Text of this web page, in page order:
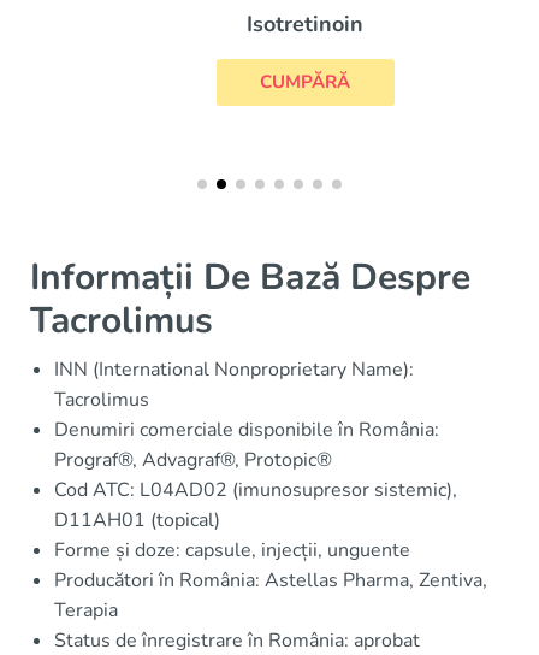
Isotretinoin
CUMPĂRĂ
Informații De Bază Despre
Tacrolimus
INN (International Nonproprietary Name):
Tacrolimus
Denumiri comerciale disponibile în România:
Prograf®, Advagraf®, Protopic®
Cod ATC: L04AD02 (imunosupresor sistemic),
D11AH01 (topical)
Forme și doze: capsule, injecții, unguente
Producători în România: Astellas Pharma, Zentiva,
Terapia
Status de înregistrare în România: aprobat